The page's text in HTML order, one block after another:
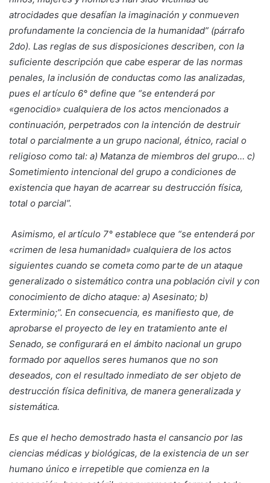
atrocidades que desafían la imaginación y conmueven
profundamente la conciencia de la humanidad” (párrafo
2do). Las reglas de sus disposiciones describen, con la
suficiente descripción que cabe esperar de las normas
penales, la inclusión de conductas como las analizadas,
pues el artículo 6° define que “se entenderá por
«genocidio» cualquiera de los actos mencionados a
continuación, perpetrados con la intención de destruir
total o parcialmente a un grupo nacional, étnico, racial o
religioso como tal: a) Matanza de miembros del grupo… c)
Sometimiento intencional del grupo a condiciones de
existencia que hayan de acarrear su destrucción física,
total o parcial”.
Asimismo, el artículo 7° establece que “se entenderá por
«crimen de lesa humanidad» cualquiera de los actos
siguientes cuando se cometa como parte de un ataque
generalizado o sistemático contra una población civil y con
conocimiento de dicho ataque: a) Asesinato; b)
Exterminio;”. En consecuencia, es manifiesto que, de
aprobarse el proyecto de ley en tratamiento ante el
Senado, se configurará en el ámbito nacional un grupo
formado por aquellos seres humanos que no son
deseados, con el resultado inmediato de ser objeto de
destrucción física definitiva, de manera generalizada y
sistemática.
Es que el hecho demostrado hasta el cansancio por las
ciencias médicas y biológicas, de la existencia de un ser
humano único e irrepetible que comienza en la